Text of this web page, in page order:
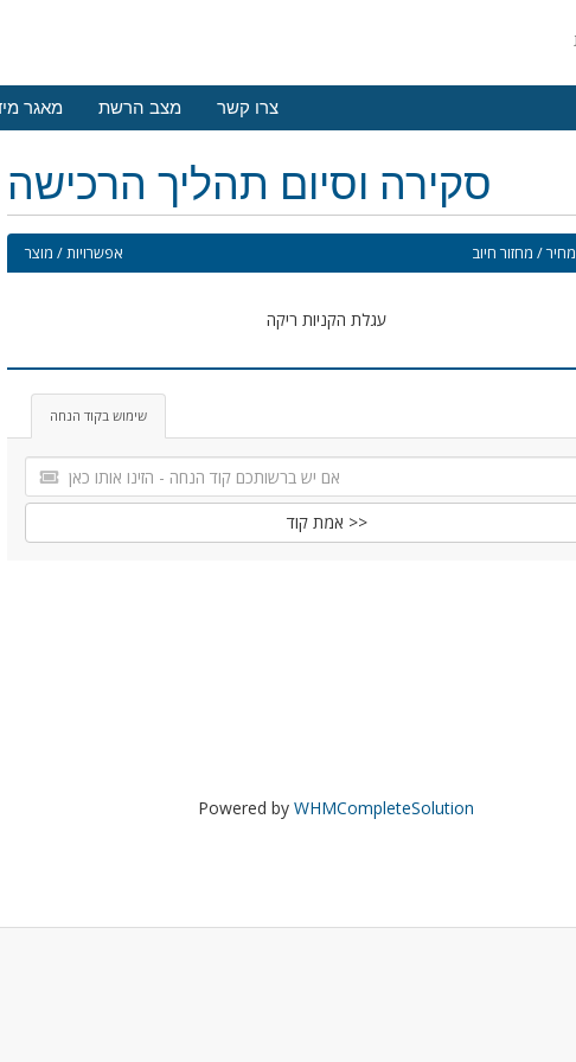
מאגר מצב הרשת צרו קשר
סקירה וסיום תהליך הרכישה
אפשרויות / מוצר מחיר / מחזור חיוב
עגלת הקניות ריקה
שימוש בקוד הנחה
אמת קוד >>
Powered by WHMCompleteSolution